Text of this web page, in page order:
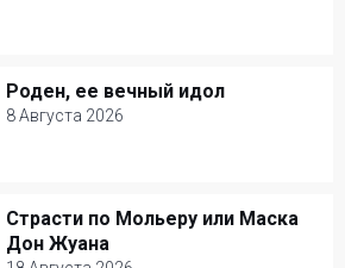
Роден, ее вечный идол
8 Августа 2026
ее вечный идол
театр
Страсти по Мольеру или Маска
Дон Жуана
Мольеру или Маска Дон
Жуана